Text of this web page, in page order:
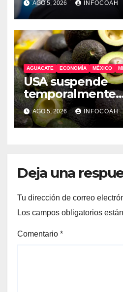
AGO 5, 2026 INFOCOAH
AGUACATE ECONOMÍA MÉXICO
USA suspende
temporalmente
exportaciones
michoacano
AGO 5, 2026 INFOCOAH
Deja una
Tu dirección de correo
Los campos obligatorios
Comentario *